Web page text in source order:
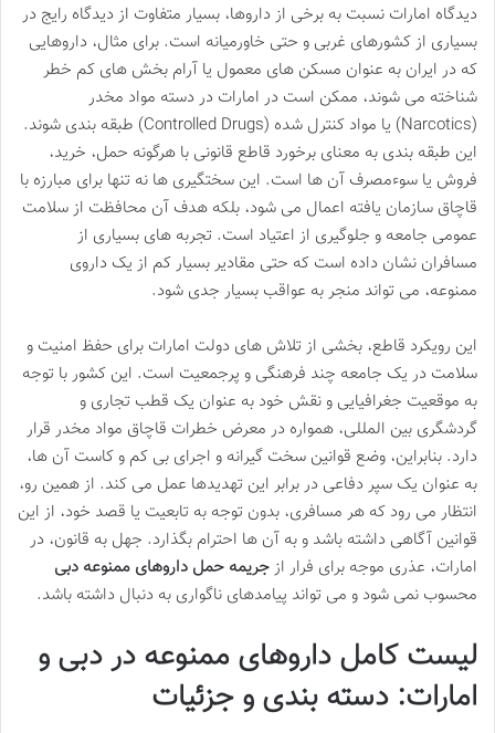
دیدگاه امارات نسبت به برخی از داروها، بسیار متفاوت از دیدگاه رایج در
بسیاری از کشورهای غربی و حتی خاورمیانه است. برای مثال، داروهایی
که در ایران به عنوان مسکن های معمول یا آرام بخش های کم خطر
شناخته می شوند، ممکن است در امارات در دسته مواد مخدر
(Narcotics) یا مواد کنترل شده (Controlled Drugs) طبقه بندی شوند.
این طبقه بندی به معنای برخورد قاطع قانونی با هرگونه حمل، خرید،
فروش یا سوءمصرف آن ها است. این سختگیری ها نه تنها برای مبارزه با
قاچاق سازمان یافته اعمال می شود، بلکه هدف آن محافظت از سلامت
عمومی جامعه و جلوگیری از اعتیاد است. تجربه های بسیاری از
مسافران نشان داده است که حتی مقادیر بسیار کم از یک داروی
ممنوعه، می تواند منجر به عواقب بسیار جدی شود.
این رویکرد قاطع، بخشی از تلاش های دولت امارات برای حفظ امنیت و
سلامت در یک جامعه چند فرهنگی و پرجمعیت است. این کشور با توجه
به موقعیت جغرافیایی و نقش خود به عنوان یک قطب تجاری و
گردشگری بین المللی، همواره در معرض خطرات قاچاق مواد مخدر قرار
دارد. بنابراین، وضع قوانین سخت گیرانه و اجرای بی کم و کاست آن ها،
به عنوان یک سپر دفاعی در برابر این تهدیدها عمل می کند. از همین رو،
انتظار می رود که هر مسافری، بدون توجه به تابعیت یا قصد خود، از این
قوانین آگاهی داشته باشد و به آن ها احترام بگذارد. جهل به قانون، در
امارات، عذری موجه برای فرار ازجریمه حمل داروهای ممنوعه دبی
محسوب نمی شود و می تواند پیامدهای ناگواری به دنبال داشته باشد.
لیست کامل داروهای ممنوعه در دبی و
امارات: دسته بندی و جزئیات